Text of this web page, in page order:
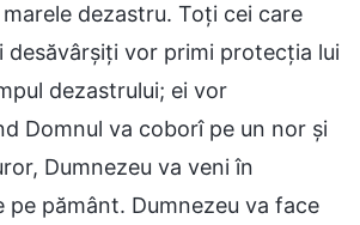
dezastru. Toţi cei care
desăvârşiţi vor primi protecţia lui
dezastrului; ei vor
Domnul va coborî pe un nor şi
Dumnezeu va veni în
pe pământ. Dumnezeu va face